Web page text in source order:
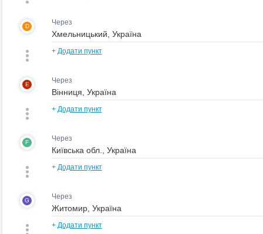
D Через
+ Додати пункт
E Через
+ Додати пункт
F Через
+ Додати пункт
G Через
+ Додати пункт